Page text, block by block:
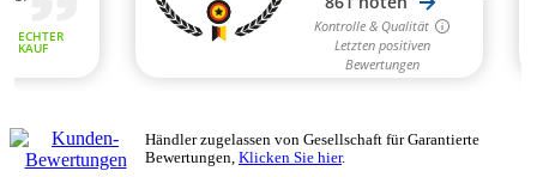
Händler zugelassen von Gesellschaft für Garantierte
Bewertungen, Klicken Sie hier.